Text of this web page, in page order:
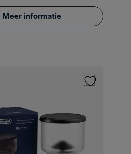
Meer informatie